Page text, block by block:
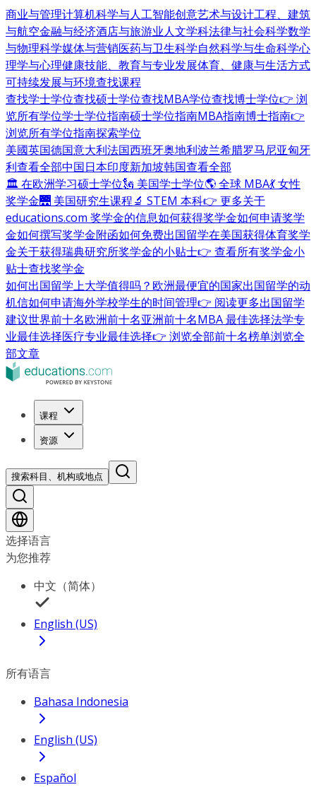
商业与管理计算机科学与人工智能创意艺术与设计工程、建筑
与航空金融与经济酒店与旅游业人文学科法律与社会科学数学
与物理科学媒体与营销医药与卫生科学自然科学与生命科学心
理学与心理健康技能、教育与专业发展体育、健康与生活方式
可持续发展与环境查找课程
查找学士学位查找硕士学位查找MBA学位查找博士学位👉 浏
览所有学位学士学位指南硕士学位指南MBA指南博士指南👉
浏览所有学位指南探索学位
美國英国德国意大利法国西班牙奥地利波兰希腊罗马尼亚匈牙
利查看全部中国日本印度新加坡韩国查看全部
🏛 在欧洲学习硕士学位🗽 美国学士学位🌎 全球 MBA💃 女性
奖学金🌉 美国研究生课程🔬 STEM 本科👉 更多关于
educations.com 奖学金的信息如何获得奖学金如何申请奖学
金如何撰写奖学金附函如何免费出国留学在美国获得体育奖学
金关于获得瑞典研究所奖学金的小贴士👉 查看所有奖学金小
贴士查找奖学金
如何出国留学上大学值得吗？ 欧洲最便宜的国家出国留学的动
机信如何申请海外学校学生的时间管理👉 阅读更多出国留学
建议世界前十名欧洲前十名亚洲前十名MBA 最佳选择法学专
业最佳选择医疗专业最佳选择👉 浏览全部前十名榜单浏览全
部文章
课程
资源
搜索科目、机构或地点
选择语言
为您推荐
中文（简体）
English (US)
所有语言
Bahasa Indonesia
English (US)
Español